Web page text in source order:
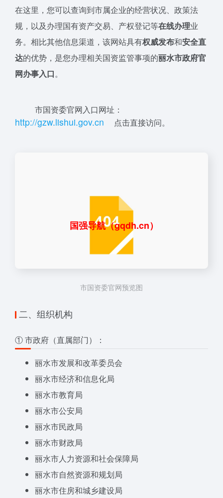
在这里，您可以查询到市属企业的经营状况、政策法
规，以及办理国有资产交易、产权登记等在线办理业
务。相比其他信息渠道，该网站具有权威发布和安全直
达的优势，是您办理相关国资监管事项的丽水市政府官
网办事入口。
市国资委官网入口网址：
http://gzw.lishui.gov.cn 点击直接访问。
国强导航（gqdh.cn）
市国资委官网预览图
二、组织机构
① 市政府（直属部门）：
丽水市发展和改革委员会
丽水市经济和信息化局
丽水市教育局
丽水市公安局
丽水市民政局
丽水市财政局
丽水市人力资源和社会保障局
丽水市自然资源和规划局
丽水市住房和城乡建设局